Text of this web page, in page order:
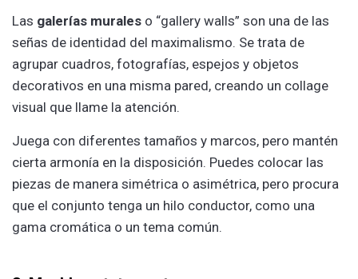
Las galerías murales o “gallery walls” son una de las
señas de identidad del maximalismo. Se trata de
agrupar cuadros, fotografías, espejos y objetos
decorativos en una misma pared, creando un collage
visual que llame la atención.
Juega con diferentes tamaños y marcos, pero mantén
cierta armonía en la disposición. Puedes colocar las
piezas de manera simétrica o asimétrica, pero procura
que el conjunto tenga un hilo conductor, como una
gama cromática o un tema común.